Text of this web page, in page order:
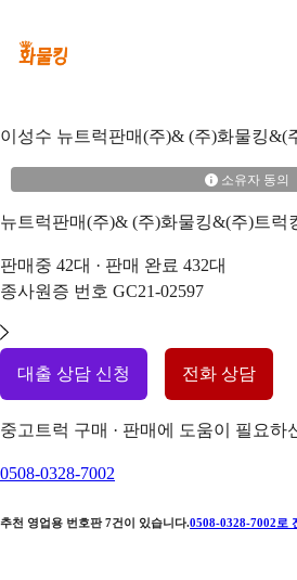
이성수 뉴트럭판매(주)& (주)화물킹&(
소유자 동의
뉴트럭판매(주)& (주)화물킹&(주)트럭
판매중 42대 · 판매 완료 432대
종사원증 번호 GC21-02597
대출 상담 신청 전화 상담
중고트럭 구매 · 판매에 도움이 필요하
0508-0328-7002
추천 영업용 번호판 7건이 있습니다.0508-0328-7002 로